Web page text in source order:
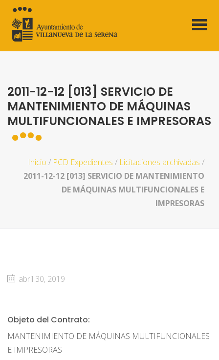
2011-12-12 [013] SERVICIO DE
MANTENIMIENTO DE MÁQUINAS
MULTIFUNCIONALES E IMPRESORAS
Inicio / PCD Expedientes / Licitaciones archivadas /
2011-12-12 [013] SERVICIO DE MANTENIMIENTO
DE MÁQUINAS MULTIFUNCIONALES E
IMPRESORAS
abril 30, 2019
Objeto del Contrato:
MANTENIMIENTO DE MÁQUINAS MULTIFUNCIONALES
E IMPRESORAS